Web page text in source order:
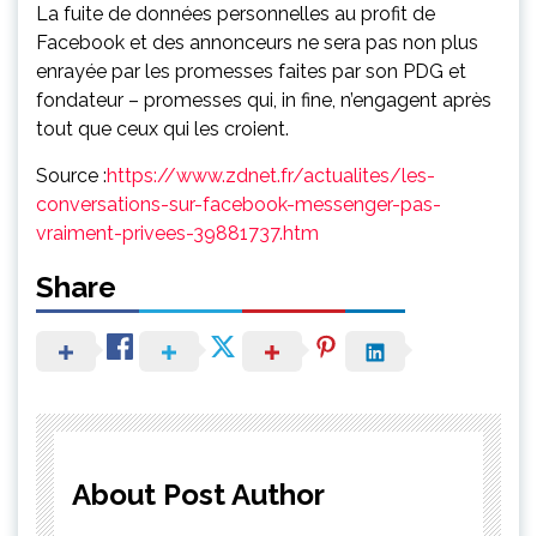
La fuite de données personnelles au profit de
Facebook et des annonceurs ne sera pas non plus
enrayée par les promesses faites par son PDG et
fondateur – promesses qui, in fine, n’engagent après
tout que ceux qui les croient.
Source :https://www.zdnet.fr/actualites/les-
conversations-sur-facebook-messenger-pas-
vraiment-privees-39881737.htm
Share
About Post Author